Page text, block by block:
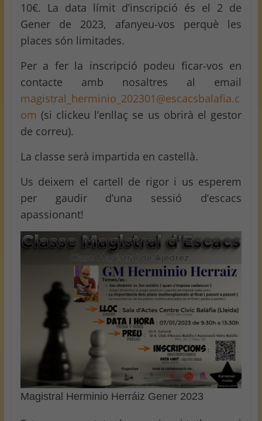
10€. La data límit d’inscripció és el 2 de
Gener de 2023, afanyeu-vos perquè les
places són limitades.
Per a fer la inscripció podeu ficar-vos en
contacte amb nosaltres al email
magistral_herminio_202301@escacsbalafia.c
om (si clickeu l’enllaç se us obrirà el gestor
de correu).
La classe serà impartida en castellà.
Us deixem el cartell de rigor i us esperem
per gaudir d’una sessió d’escacs
apassionant!
Magistral Herminio Herráiz Gener 2023